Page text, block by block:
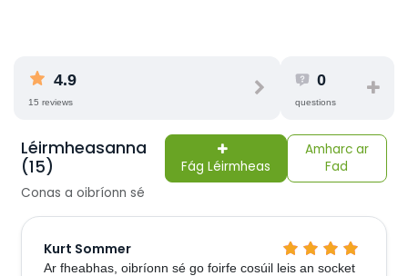
4.9
15 reviews
0
questions
Léirmheasanna
(15)
Fág Léirmheas
Amharc ar
Fad
Conas a oibríonn sé
Kurt Sommer
Ar fheabhas, oibríonn sé go foirfe cosúil leis an socket